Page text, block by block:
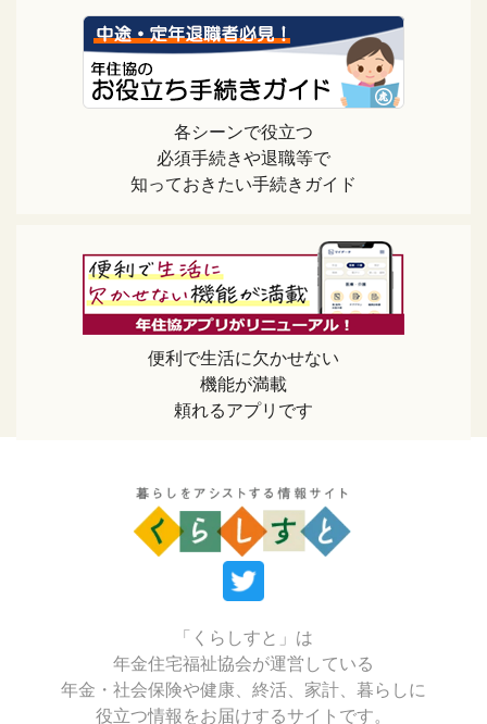
各シーンで役立つ
必須手続きや退職等で
知っておきたい手続きガイド
便利で生活に欠かせない
機能が満載
頼れるアプリです
「くらしすと」は
年金住宅福祉協会が運営している
年金・社会保険や健康、終活、家計、暮らしに
役立つ情報をお届けするサイトです。